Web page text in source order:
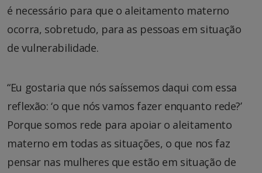
é necessário para que o aleitamento materno
ocorra, sobretudo, para as pessoas em situação
de vulnerabilidade.
“Eu gostaria que nós saíssemos daqui com essa
reflexão: ‘o que nós vamos fazer enquanto rede?’
Porque somos rede para apoiar o aleitamento
materno em todas as situações, o que nos faz
pensar nas mulheres que estão em situação de